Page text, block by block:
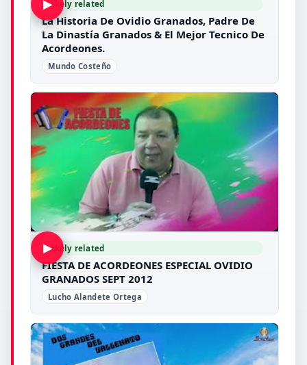
▶Likely related
La Historia De Ovidio Granados, Padre De
La Dinastía Granados & El Mejor Tecnico De
Acordeones.
Mundo Costeño
▶Likely related
FIESTA DE ACORDEONES ESPECIAL OVIDIO
GRANADOS SEPT 2012
Lucho Alandete Ortega